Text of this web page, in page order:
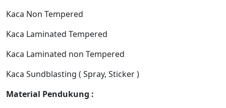
Kaca Non Tempered
Kaca Laminated Tempered
Kaca Laminated non Tempered
Kaca Sundblasting ( Spray, Sticker )
Material Pendukung :